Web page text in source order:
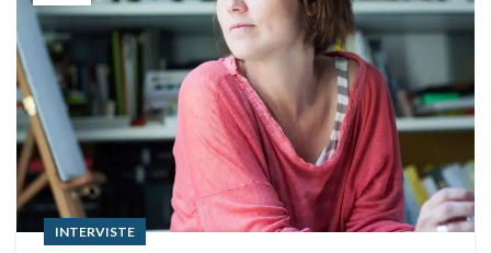
INTERVISTE